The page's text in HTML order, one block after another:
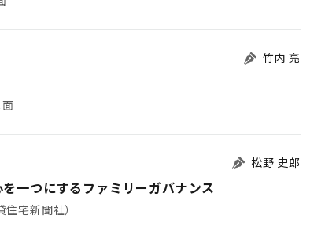
竹内 亮
松野 史郎
一つにするファミリーガバナンス
宅新聞社）